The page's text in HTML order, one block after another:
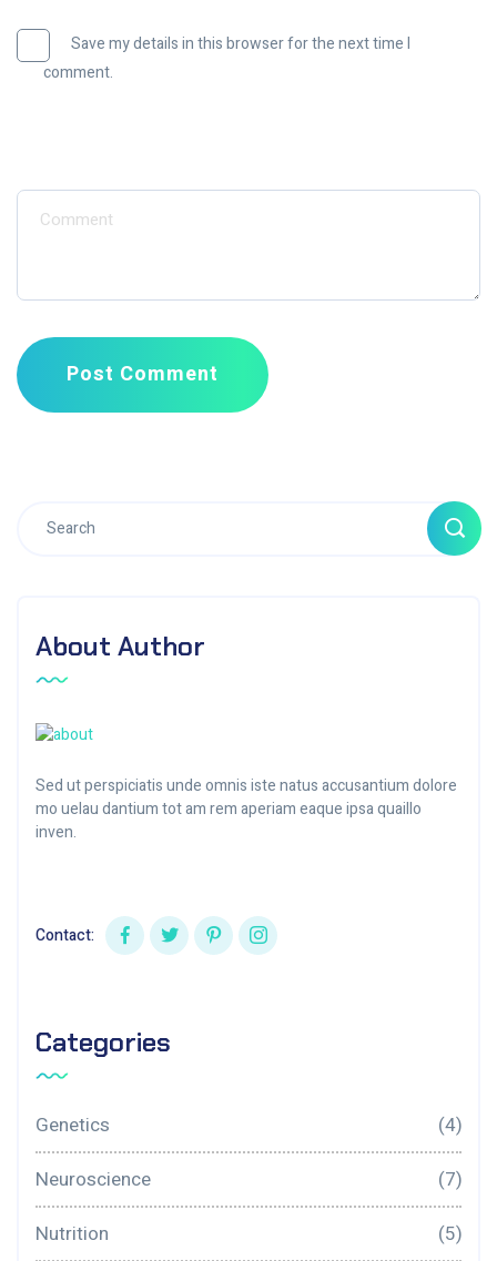
Save my details in this browser for the next time I
comment.
Post Comment
About Author
Sed ut perspiciatis unde omnis iste natus accusantium dolore
mo uelau dantium tot am rem aperiam eaque ipsa quaillo
inven.
Contact:
Categories
Genetics
(4)
Neuroscience
(7)
Nutrition
(5)